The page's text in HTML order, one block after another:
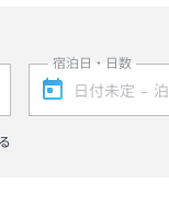
宿泊日・日数